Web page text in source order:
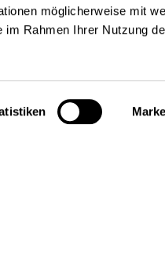
möglicherweise mit
Rahmen Ihrer Nutzung